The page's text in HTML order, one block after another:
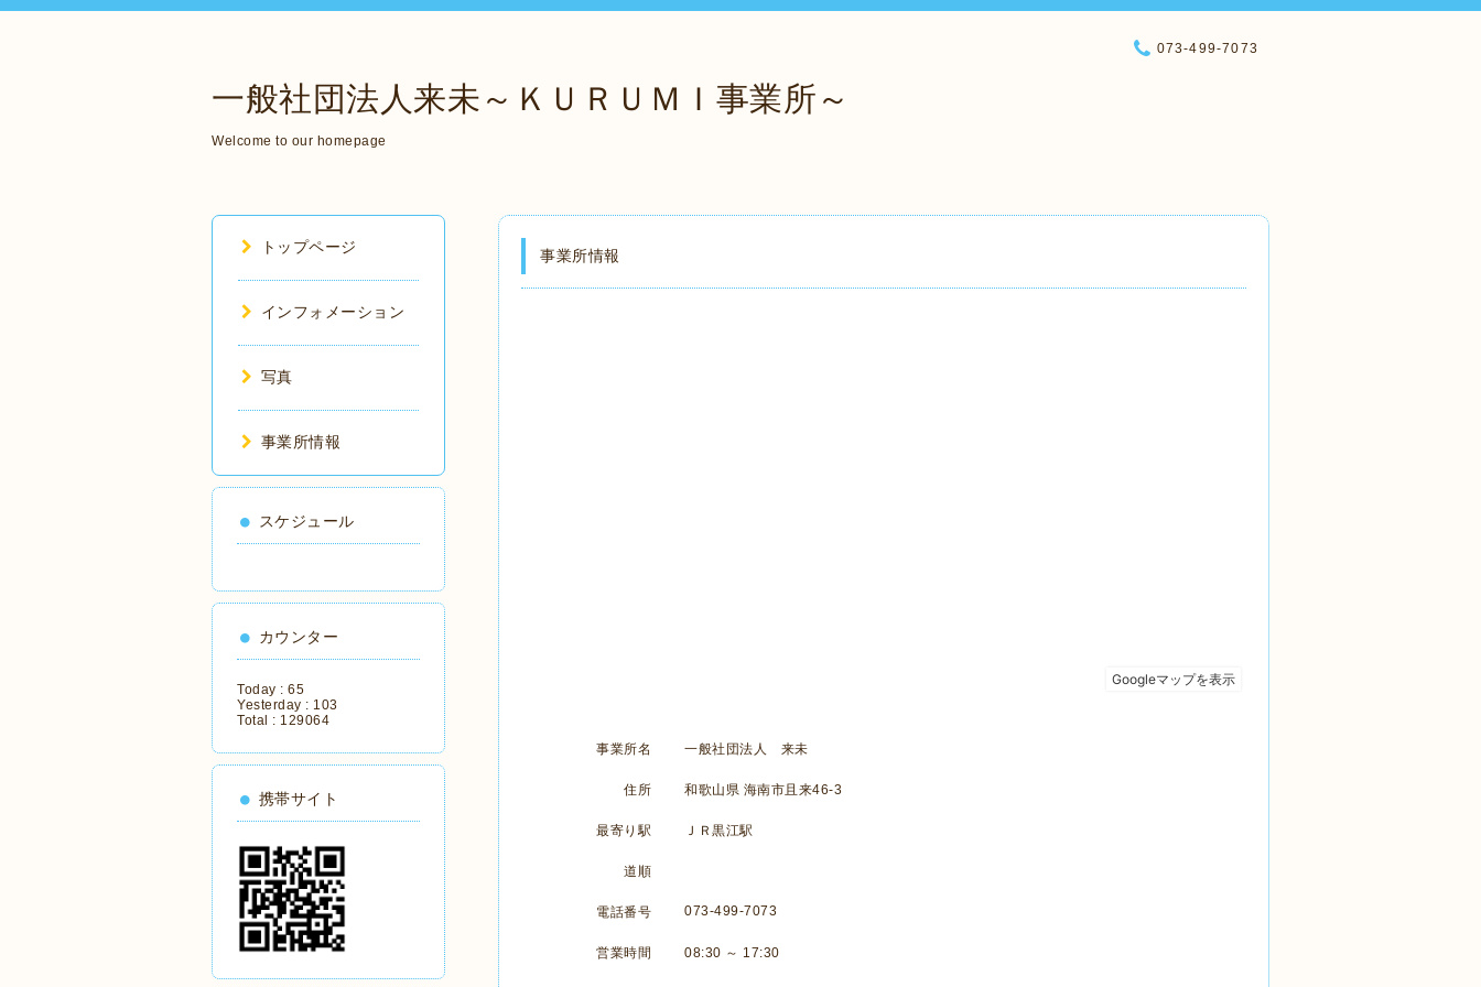
一般社団法人来未～ＫＵＲＵＭＩ事業所～
Welcome to our homepage
073-499-7073
事業所情報
事業所名 一般社団法人 来未
住所 和歌山県 海南市且来46-3
最寄り駅 ＪＲ黒江駅
道順
電話番号 073-499-7073
営業時間 08:30 ～ 17:30
トップページ
インフォメーション
写真
事業所情報
スケジュール
カウンター
Today : 65
Yesterday : 103
Total : 129064
携帯サイト